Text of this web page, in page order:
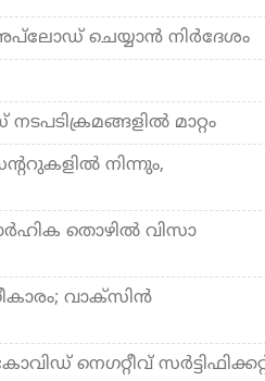
ചെയ്യാന്‍ നിര്‍ദേശം
മാറ്റം
നിന്നും,
തൊഴില്‍ വിസാ
വാക്‌സിന്‍
നെഗറ്റീവ്